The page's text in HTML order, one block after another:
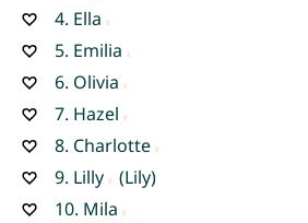
4. Ella
5. Emilia
6. Olivia
7. Hazel
8. Charlotte
9. Lilly
(Lily)
10. Mila